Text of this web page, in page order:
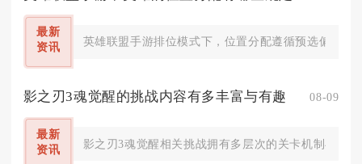
最新
资讯
英雄联盟手游排位模式下，位置分配遵循预选偏好
影之刃3魂觉醒的挑战内容有多丰富与有趣 08-09
最新
资讯
影之刃3魂觉醒相关挑战拥有多层次的关卡机制与丰